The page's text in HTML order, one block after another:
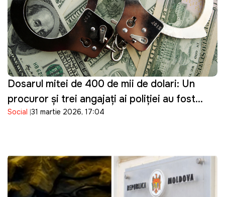
Dosarul mitei de 400 de mii de dolari: Un
procuror și trei angajați ai poliției au fost
reținuți
Social 31 martie 2026, 17:04